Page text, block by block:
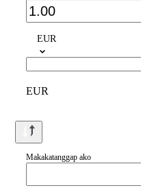
EUR
EUR
Makakatanggap ako